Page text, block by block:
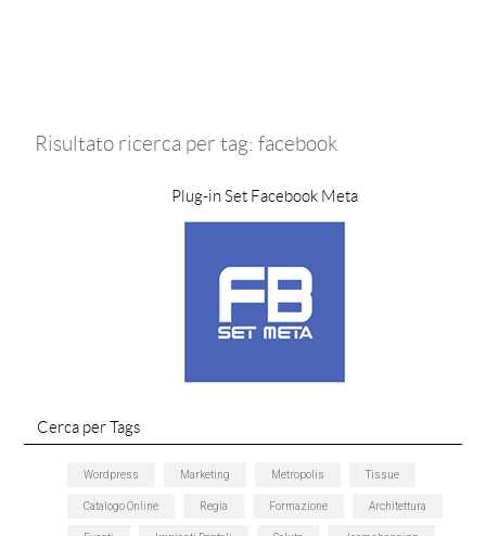
facebook
Plug-in Set Facebook Meta
Cerca per Tags
Wordpress Marketing Metropolis Tissue
Catalogo Online Regia Formazione Architettura